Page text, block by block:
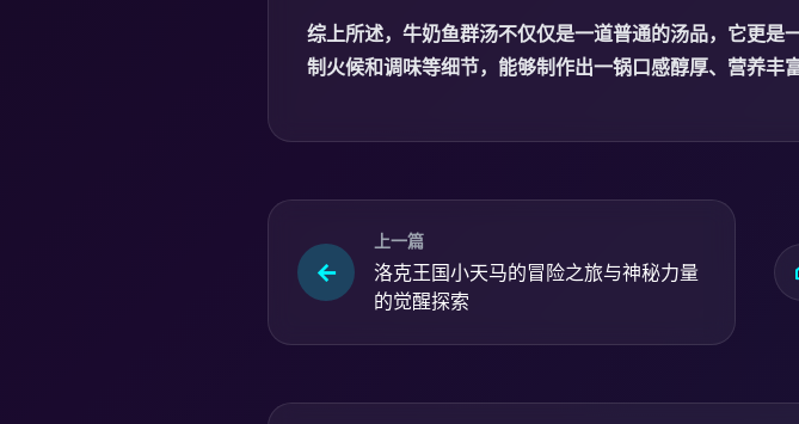
综上所述，牛奶鱼群汤不仅仅是一道普通的汤品，它更
制火候和调味等细节，能够制作出一锅口感醇厚、营养丰
上一篇
洛克王国小天马的冒险之旅与神秘力量
的觉醒探索